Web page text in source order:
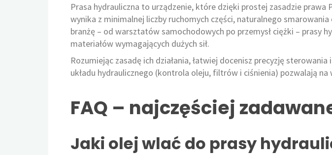
Prasa hydrauliczna to urządzenie, które dzięki prostej zasadzie prawa
wynika z minimalnej liczby ruchomych części, naturalnego
branżę – od warsztatów samochodowych po przemysł ciężki – prasy
materiałów wymagających dużych sił.
Rozumiejąc zasadę ich działania, łatwiej docenisz precyzję
układu hydraulicznego (kontrola oleju, filtrów i ciśnienia) pozwalają
FAQ – najczęściej
Jaki olej wlać do prasy